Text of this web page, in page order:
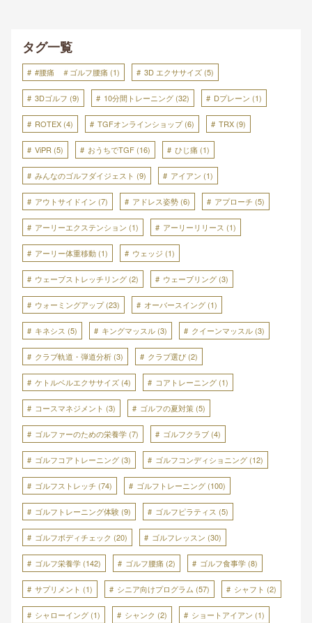
タグ一覧
#腰痛 ＃ゴルフ腰痛 (1) 3D エクササイズ (5)
3Dゴルフ (9) 10分間トレーニング (32) Dプレーン (1)
ROTEX (4) TGFオンラインショップ(6) TRX (9)
ViPR (5) おうちでTGF (16) ひじ痛 (1)
みんなのゴルフダイジェスト (9) アイアン (1)
アウトサイドイン (7) アドレス姿勢 (6) アプローチ (5)
アーリーエクステンション (1) アーリーリリース (1)
アーリー体重移動 (1) ウェッジ (1)
ウェーブストレッチリング (2) ウェーブリング (3)
ウォーミングアップ(23) オーバースイング (1)
キネシス (5) キングマッスル (3) クイーンマッスル (3)
クラブ軌道・弾道分析 (3) クラブ選び (2)
ケトルベルエクササイズ (4) コアトレーニング (1)
コースマネジメント (3) ゴルフの夏対策 (5)
ゴルファーのための栄養学 (7) ゴルフクラブ (4)
ゴルフコアトレーニング (3) ゴルフコンディショニング (12)
ゴルフストレッチ (74) ゴルフトレーニング (100)
ゴルフトレーニング体験 (9) ゴルフピラティス (5)
ゴルフボディチェック (20) ゴルフレッスン (30)
ゴルフ栄養学 (142) ゴルフ腰痛 (2) ゴルフ食事学 (8)
サプリメント (1) シニア向けプログラム (57) シャフト (2)
シャローイング (1) シャンク (2) ショートアイアン (1)